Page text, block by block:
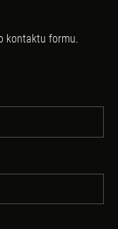
kontaktu formu.